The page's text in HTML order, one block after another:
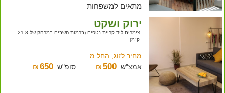
מתאים למשפחות
ירוק ושקט
צימרים ליד קריית נטפים (ברמות השבים במרחק של 21.8
ק"מ)
מחיר לזוג, החל מ:
אמצ"ש:
₪500 סופ"ש: ₪ 650